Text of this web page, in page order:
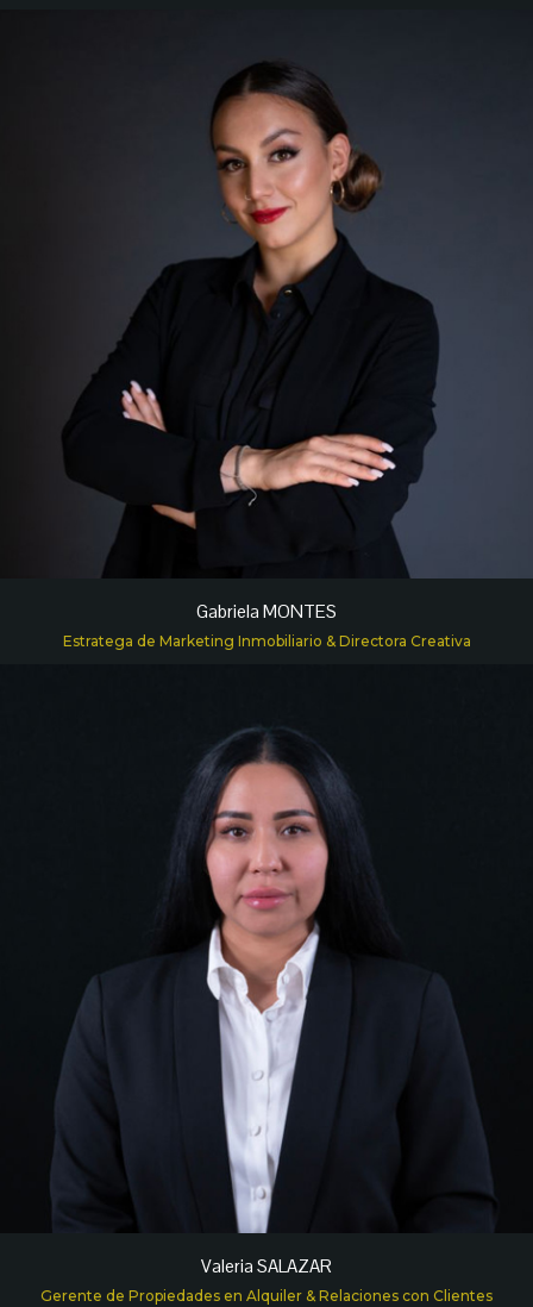
Gabriela MONTES
Estratega de Marketing Inmobiliario & Directora Creativa
Valeria SALAZAR
Gerente de Propiedades en Alquiler & Relaciones con Clientes